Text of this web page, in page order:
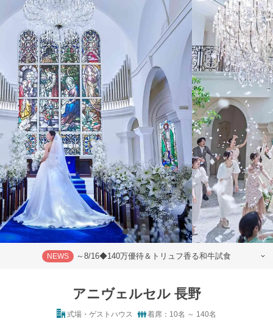
NEWS ～8/16◆140万優待＆トリュフ香る和牛試食
アニヴェルセル 長野
式場・ゲストハウス 着席：10名 ～ 140名